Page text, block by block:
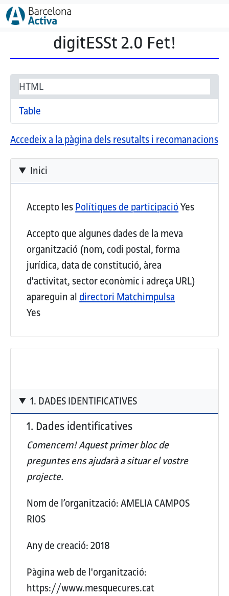
Vés al contingut
digitESSt 2.0 Fet!
Secondary tabs
HTML
(pestanya activa)
Table
Accedeix a la pàgina dels resutalts i recomanacions
Inici
Accepto lesPolítiques de participacióYes
Accepto que algunes dades de la meva
organització (nom, codi postal, forma
jurídica, data de constitució, àrea
d'activitat, sector econòmic i adreça URL)
apareguin al directori Matchimpulsa
Yes
1. DADES IDENTIFICATIVES
1. Dades identificatives
Comencem! Aquestprimer bloc de
preguntes ens ajudarà a situar el vostre
projecte.
Nom de l’organització:AMELIA CAMPOS
RIOS
Any de creació:2018
Pàgina web de l'organització:
https://www.mesquecures.cat